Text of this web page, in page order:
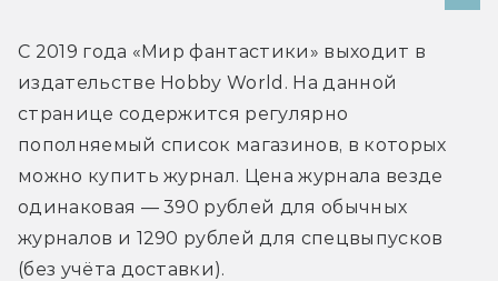
С 2019 года «Мир фантастики» выходит в
издательстве Hobby World. На данной
странице содержится регулярно
пополняемый список магазинов, в которых
можно купить журнал. Цена журнала везде
одинаковая — 390 рублей для обычных
журналов и 1290 рублей для спецвыпусков
(без учёта доставки).